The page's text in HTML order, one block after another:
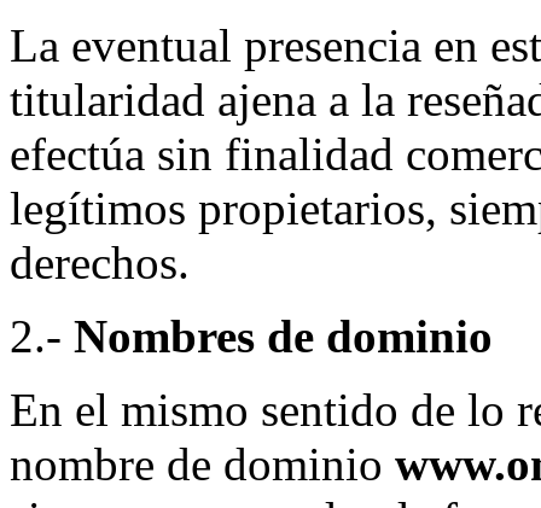
La eventual presencia en
titularidad ajena a la
efectúa sin finalidad
legítimos propietarios,
derechos.
2.- Nombres de dominio
En el mismo sentido de lo
nombre de dominio